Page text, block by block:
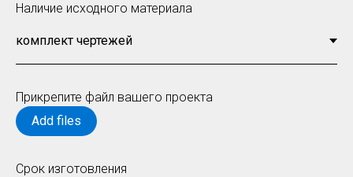
Наличие исходного материала
Прикрепите файл вашего проекта
Add files
Срок изготовления